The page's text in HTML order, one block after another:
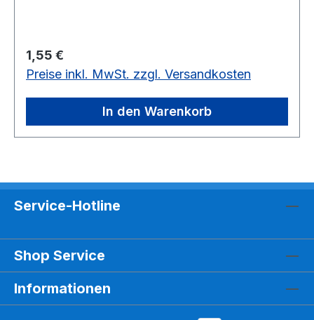
Regulärer Preis:
1,55 €
Preise inkl. MwSt. zzgl. Versandkosten
In den Warenkorb
Service-Hotline
Shop Service
Informationen